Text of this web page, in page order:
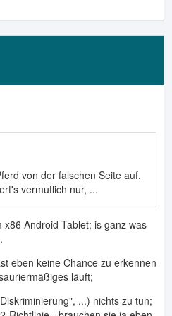
so kommen, den kannst faken
von der falschen Seite auf.
vermutlich nur, ...
Android Tablet; is ganz was
eben keine Chance zu erkennen
läuft;
...) nichts zu tun;